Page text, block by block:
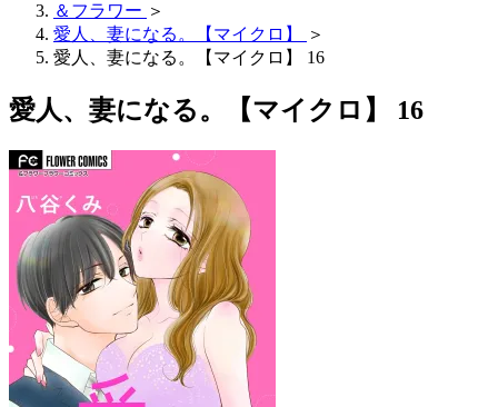
＆フラワー ＞
愛人、妻になる。【マイクロ】
＞
愛人、妻になる。【マイクロ】 16
愛人、妻になる。【マイクロ】 16